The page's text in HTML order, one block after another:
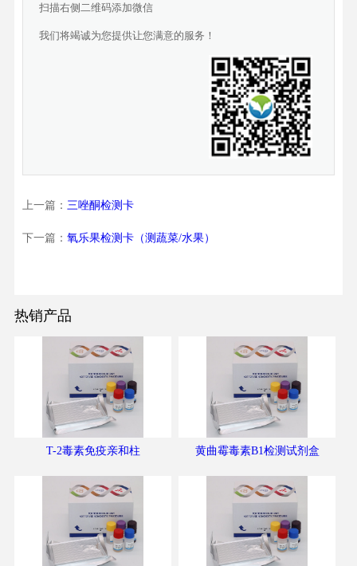
扫描右侧二维码添加微信
我们将竭诚为您提供让您满意的服务！
上一篇： 三唑酮检测卡
下一篇： 氧乐果检测卡（测蔬菜/水果）
热销产品
T-2毒素免疫亲和柱 黄曲霉毒素B1检测试剂盒